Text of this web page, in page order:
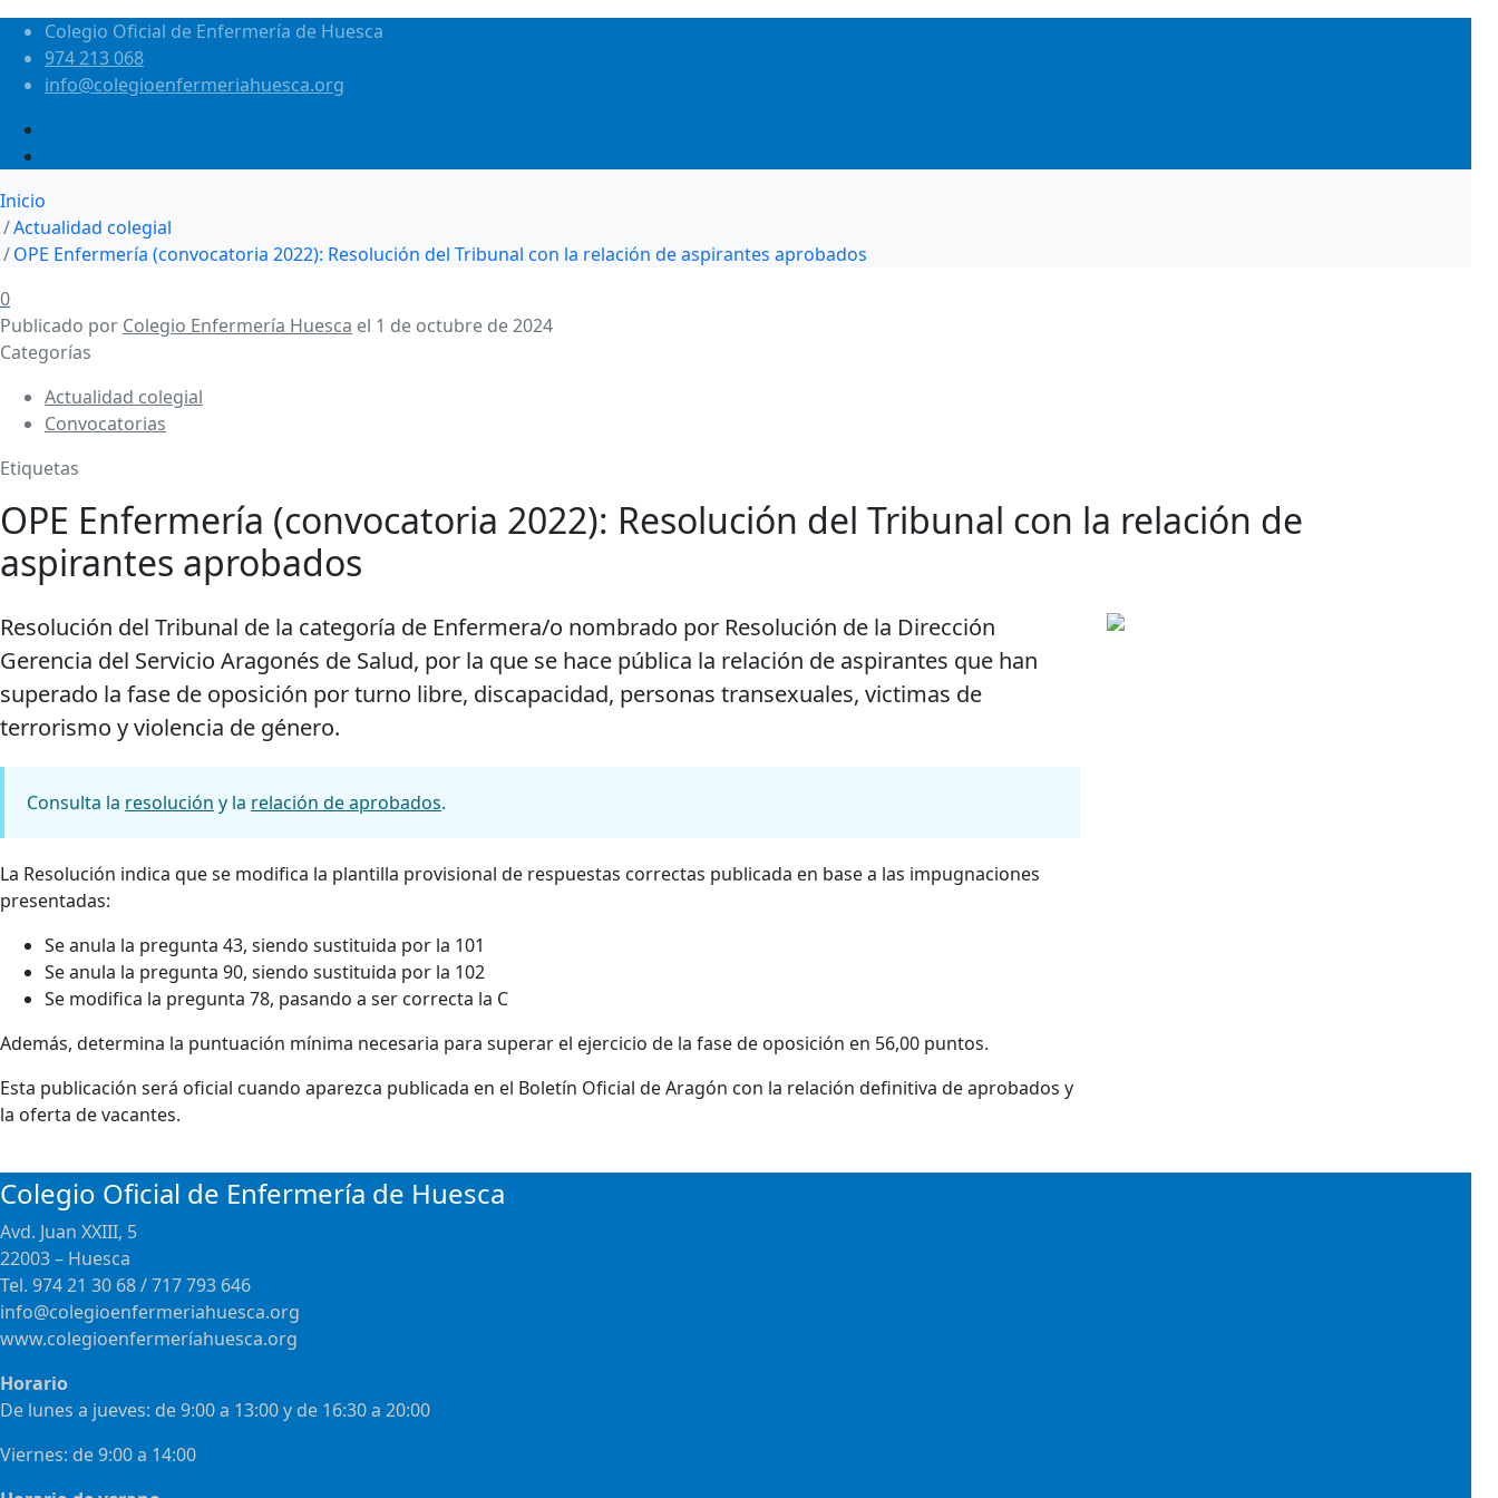
Colegio Oficial de Enfermería de Huesca
974 213 068
info@colegioenfermeriahuesca.org
Inicio
Actualidad colegial
OPE Enfermería (convocatoria 2022): Resolución del Tribunal con la relación de aspirantes aprobados
0
Publicado por Colegio Enfermería Huesca el 1 de octubre de 2024
Categorías
Actualidad colegial
Convocatorias
Etiquetas
OPE Enfermería (convocatoria 2022): Resolución del Tribunal con la relación de
aspirantes aprobados
Resolución del Tribunal de la categoría de Enfermera/o nombrado por Resolución de la Dirección
Gerencia del Servicio Aragonés de Salud, por la que se hace pública la relación de aspirantes que han
superado la fase de oposición por turno libre, discapacidad, personas transexuales, victimas de
terrorismo y violencia de género.
Consulta la resolución y la relación de aprobados.
La Resolución indica que se modifica la plantilla provisional de respuestas correctas publicada en base a las impugnaciones
presentadas:
Se anula la pregunta 43, siendo sustituida por la 101
Se anula la pregunta 90, siendo sustituida por la 102
Se modifica la pregunta 78, pasando a ser correcta la C
Además, determina la puntuación mínima necesaria para superar el ejercicio de la fase de oposición en 56,00 puntos.
Esta publicación será oficial cuando aparezca publicada en el Boletín Oficial de Aragón con la relación definitiva de aprobados y
la oferta de vacantes.
Colegio Oficial de Enfermería de Huesca
Avd. Juan XXIII, 5
22003 – Huesca
Tel. 974 21 30 68 / 717 793 646
info@colegioenfermeriahuesca.org
www.colegioenfermeríahuesca.org
Horario
De lunes a jueves: de 9:00 a 13:00 y de 16:30 a 20:00
Viernes: de 9:00 a 14:00